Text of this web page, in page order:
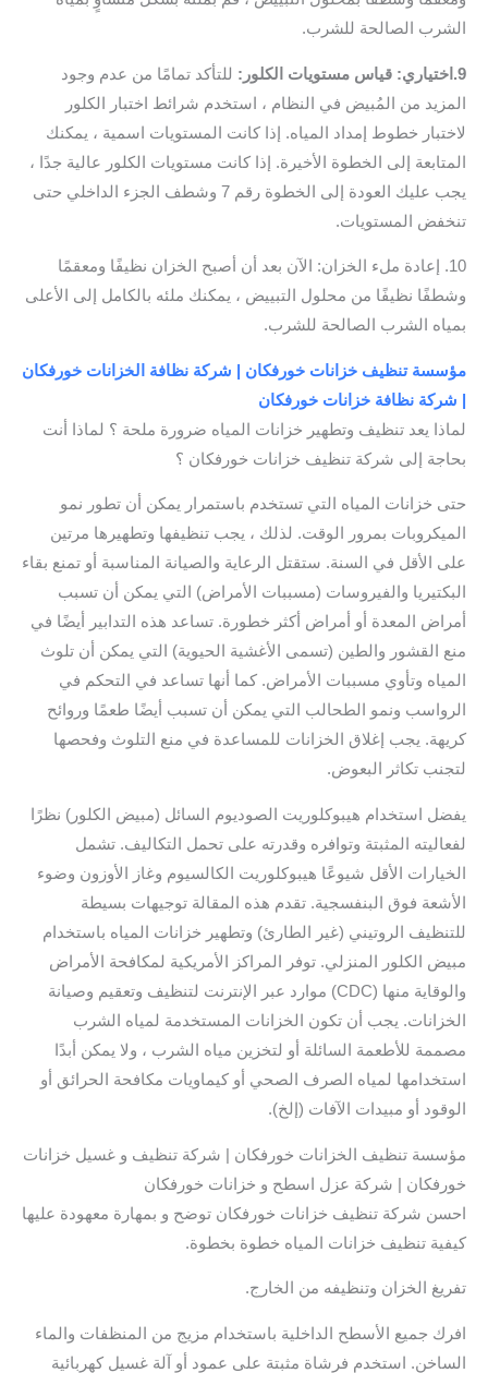
الشرب الصالحة للشرب.
9.اختياري: قياس مستويات الكلور:
للتأكد تمامًا من عدم وجود
المزيد من المُبيض في النظام ، استخدم شرائط اختبار الكلور
لاختبار خطوط إمداد المياه. إذا كانت المستويات اسمية ، يمكنك
المتابعة إلى الخطوة الأخيرة. إذا كانت مستويات الكلور عالية جدًا ،
يجب عليك العودة إلى الخطوة رقم 7 وشطف الجزء الداخلي حتى
تنخفض المستويات.
10. إعادة ملء الخزان: الآن بعد أن أصبح الخزان نظيفًا ومعقمًا
وشطفًا نظيفًا من محلول التبييض ، يمكنك ملئه بالكامل إلى الأعلى
بمياه الشرب الصالحة للشرب.
مؤسسة تنظيف خزانات خورفكان | شركة نظافة الخزانات خورفكان
| شركة نظافة خزانات خورفكان
لماذا يعد تنظيف وتطهير خزانات المياه ضرورة ملحة ؟ لماذا أنت
بحاجة إلى شركة تنظيف خزانات خورفكان ؟
حتى خزانات المياه التي تستخدم باستمرار يمكن أن تطور نمو
الميكروبات بمرور الوقت. لذلك ، يجب تنظيفها وتطهيرها مرتين
على الأقل في السنة. ستقتل الرعاية والصيانة المناسبة أو تمنع بقاء
البكتيريا والفيروسات (مسببات الأمراض) التي يمكن أن تسبب
أمراض المعدة أو أمراض أكثر خطورة. تساعد هذه التدابير أيضًا في
منع القشور والطين (تسمى الأغشية الحيوية) التي يمكن أن تلوث
المياه وتأوي مسببات الأمراض. كما أنها تساعد في التحكم في
الرواسب ونمو الطحالب التي يمكن أن تسبب أيضًا طعمًا وروائح
كريهة. يجب إغلاق الخزانات للمساعدة في منع التلوث وفحصها
لتجنب تكاثر البعوض.
يفضل استخدام هيبوكلوريت الصوديوم السائل (مبيض الكلور) نظرًا
لفعاليته المثبتة وتوافره وقدرته على تحمل التكاليف. تشمل
الخيارات الأقل شيوعًا هيبوكلوريت الكالسيوم وغاز الأوزون وضوء
الأشعة فوق البنفسجية. تقدم هذه المقالة توجيهات بسيطة
للتنظيف الروتيني (غير الطارئ) وتطهير خزانات المياه باستخدام
مبيض الكلور المنزلي. توفر المراكز الأمريكية لمكافحة الأمراض
والوقاية منها (CDC) موارد عبر الإنترنت لتنظيف وتعقيم وصيانة
الخزانات. يجب أن تكون الخزانات المستخدمة لمياه الشرب
مصممة للأطعمة السائلة أو لتخزين مياه الشرب ، ولا يمكن أبدًا
استخدامها لمياه الصرف الصحي أو كيماويات مكافحة الحرائق أو
الوقود أو مبيدات الآفات (إلخ).
مؤسسة تنظيف الخزانات خورفكان | شركة تنظيف و غسيل خزانات
خورفكان | شركة عزل اسطح و خزانات خورفكان
احسن شركة تنظيف خزانات خورفكان توضح و بمهارة معهودة عليها
كيفية تنظيف خزانات المياه خطوة بخطوة.
تفريغ الخزان وتنظيفه من الخارج.
افرك جميع الأسطح الداخلية باستخدام مزيج من المنظفات والماء
الساخن. استخدم فرشاة مثبتة على عمود أو آلة غسيل كهربائية